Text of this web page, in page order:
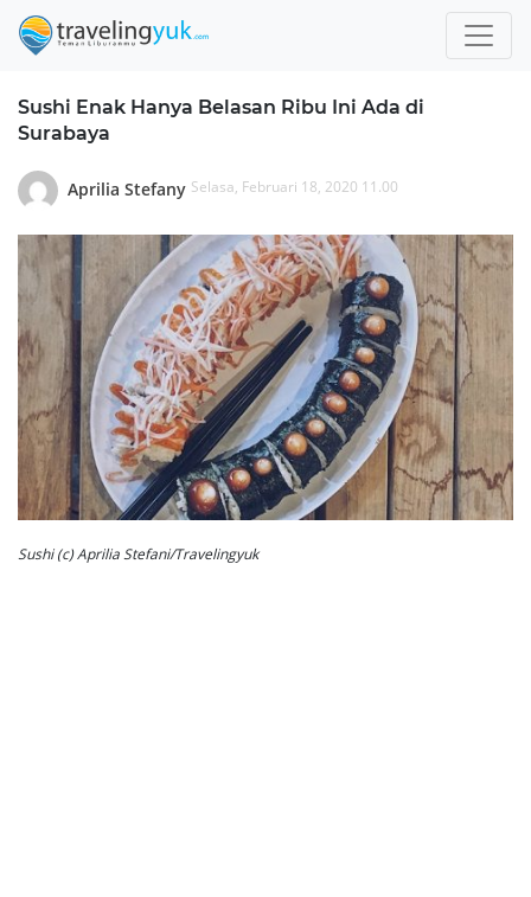
Sushi Enak Hanya Belasan Ribu Ini Ada di
Surabaya
Aprilia Stefany Selasa, Februari 18, 2020 11.00
Sushi (c) Aprilia Stefani/Travelingyuk